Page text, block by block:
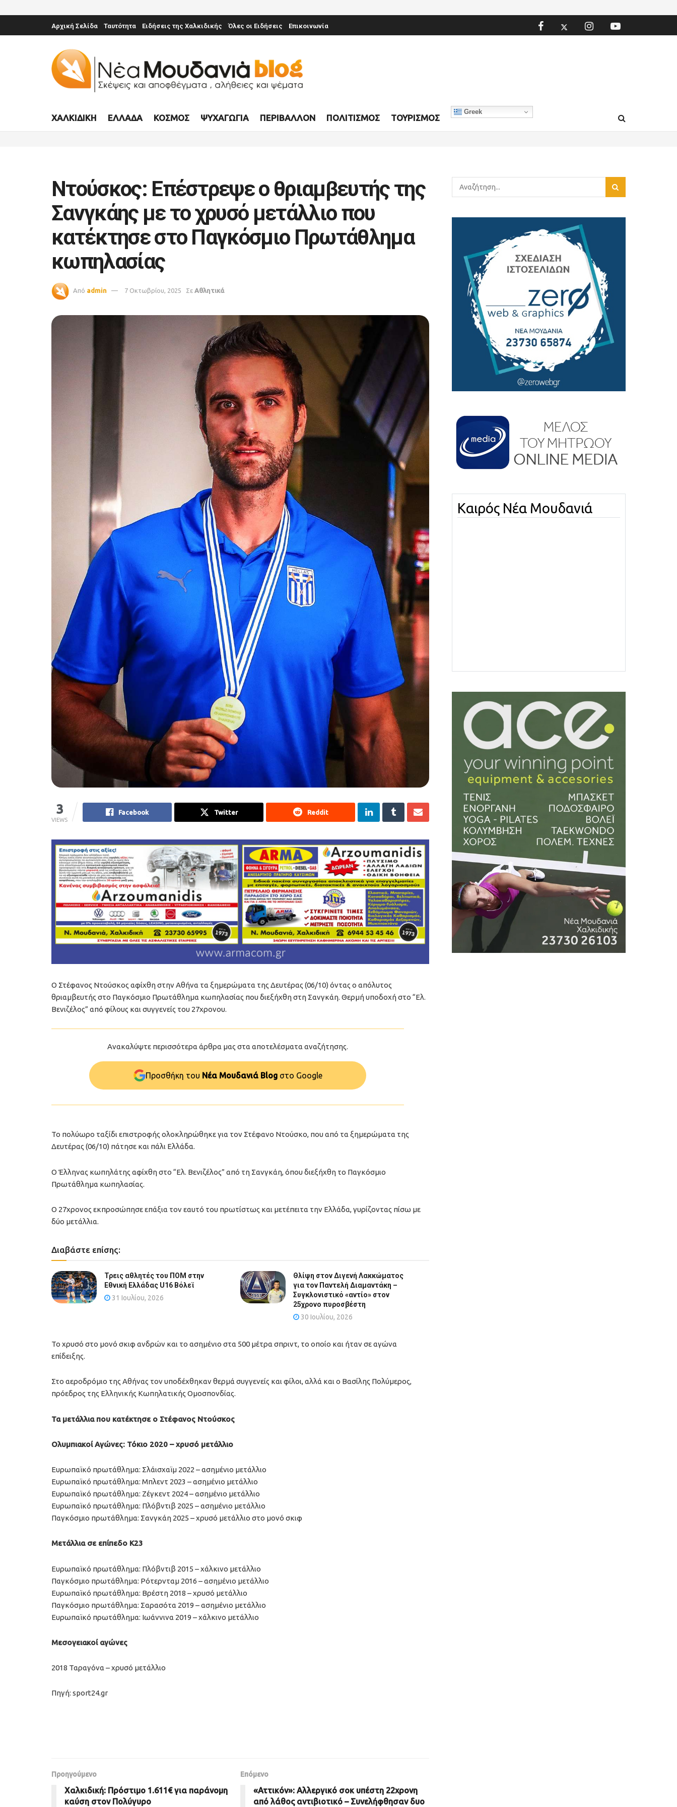
Αρχική Σελίδα Ταυτότητα Ειδήσεις της Χαλκιδικής Όλες οι Ειδήσεις Επικοινωνία
ΧΑΛΚΙΔΙΚΉ ΕΛΛΆΔΑ ΚΌΣΜΟΣ ΨΥΧΑΓΩΓΊΑ ΠΕΡΙΒΆΛΛΟΝ ΠΟΛΙΤΙΣΜΌΣ ΤΟΥΡΙΣΜΌΣ
Greek
Ντούσκος: Επέστρεψε ο θριαμβευτής της
Σανγκάης με το χρυσό μετάλλιο που
κατέκτησε στο Παγκόσμιο Πρωτάθλημα
κωπηλασίας
Από admin 7 Οκτωβρίου, 2025 Σε Αθλητικά
3
VIEWS
Facebook Twitter Reddit
Ο Στέφανος Ντούσκος αφίχθη στην Αθήνα τα ξημερώματα της Δευτέρας (06/10) όντας ο απόλυτος
θριαμβευτής στο Παγκόσμιο Πρωτάθλημα κωπηλασίας που διεξήχθη στη Σανγκάη. Θερμή υποδοχή στο “Ελ.
Βενιζέλος” από φίλους και συγγενείς του 27χρονου.
Ανακαλύψτε περισσότερα άρθρα μας στα αποτελέσματα αναζήτησης.
Προσθήκη του Νέα Μουδανιά Blogστo Google
Το πολύωρο ταξίδι επιστροφής ολοκληρώθηκε για τον Στέφανο Ντούσκο, που από τα ξημερώματα της
Δευτέρας (06/10) πάτησε και πάλι Ελλάδα.
Ο Έλληνας κωπηλάτης αφίχθη στο “Ελ. Βενιζέλος” από τη Σανγκάη, όπου διεξήχθη το Παγκόσμιο
Πρωτάθλημα κωπηλασίας.
Ο 27χρονος εκπροσώπησε επάξια τον εαυτό του πρωτίστως και μετέπειτα την Ελλάδα, γυρίζοντας πίσω με
δύο μετάλλια.
Διαβάστε επίσης:
Τρεις αθλητές του ΠΟΜ στην
Εθνική Ελλάδας U16 Βόλεϊ
31 Ιουλίου, 2026
Θλίψη στον Διγενή Λακκώματος
για τον Παντελή Διαμαντάκη –
Συγκλονιστικό «αντίο» στον
25χρονο πυροσβέστη
30 Ιουλίου, 2026
Το χρυσό στο μονό σκιφ ανδρών και το ασημένιο στα 500 μέτρα σπριντ, το οποίο και ήταν σε αγώνα
επίδειξης.
Στο αεροδρόμιο της Αθήνας τον υποδέχθηκαν θερμά συγγενείς και φίλοι, αλλά και ο Βασίλης Πολύμερος,
πρόεδρος της Ελληνικής Κωπηλατικής Ομοσπονδίας.
Τα μετάλλια που κατέκτησε ο Στέφανος Ντούσκος
Ολυμπιακοί Αγώνες: Τόκιο 2020 – χρυσό μετάλλιο
Ευρωπαϊκό πρωτάθλημα: Σλάισχαϊμ 2022 – ασημένιο μετάλλιο
Ευρωπαϊκό πρωτάθλημα: Μπλεντ 2023 – ασημένιο μετάλλιο
Ευρωπαϊκό πρωτάθλημα: Ζέγκεντ 2024 – ασημένιο μετάλλιο
Ευρωπαϊκό πρωτάθλημα: Πλόβντιβ 2025 – ασημένιο μετάλλιο
Παγκόσμιο πρωτάθλημα: Σανγκάη 2025 – χρυσό μετάλλιο στο μονό σκιφ
Μετάλλια σε επίπεδο Κ23
Ευρωπαϊκό πρωτάθλημα: Πλόβντιβ 2015 – χάλκινο μετάλλιο
Παγκόσμιο πρωτάθλημα: Ρότερνταμ 2016 – ασημένιο μετάλλιο
Ευρωπαϊκό πρωτάθλημα: Βρέστη 2018 – χρυσό μετάλλιο
Παγκόσμιο πρωτάθλημα: Σαρασότα 2019 – ασημένιο μετάλλιο
Ευρωπαϊκό πρωτάθλημα: Ιωάννινα 2019 – χάλκινο μετάλλιο
Μεσογειακοί αγώνες
2018 Ταραγόνα – χρυσό μετάλλιο
Πηγή: sport24.gr
Προηγούμενο
Χαλκιδική: Πρόστιμο 1.611€ για παράνομη
καύση στον Πολύγυρο
Επόμενο
«Αττικόν»: Αλλεργικό σοκ υπέστη 22χρονη
από λάθος αντιβιοτικό – Συνελήφθησαν δυο
Καιρός Νέα Μουδανιά